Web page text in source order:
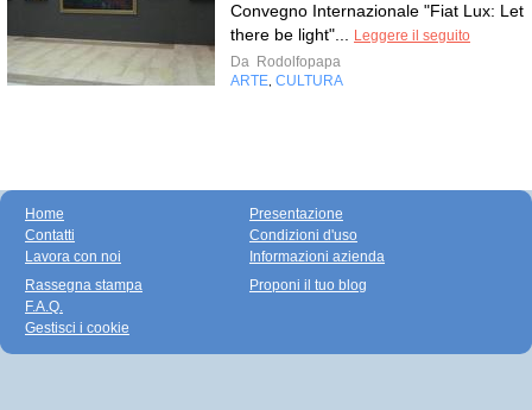
Convegno Internazionale "Fiat Lux: Let
there be light"...
Leggere il seguito
Da Rodolfopapa
ARTE CULTURA
Home
Contatti
Lavora con noi
Presentazione
Condizioni d'uso
Informazioni azienda
Rassegna stampa
F.A.Q.
Gestisci i cookie
Proponi il tuo blog